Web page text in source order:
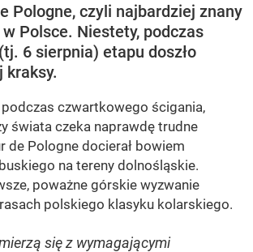
Pologne, czyli najbardziej znany
Polsce. Niestety, podczas
6 sierpnia) etapu doszło
kraksy.
podczas czwartkowego ścigania,
świata czeka naprawdę trudne
de Pologne docierał bowiem
na tereny dolnośląskie.
poważne górskie wyzwanie
polskiego klasyku kolarskiego.
się z wymagającymi